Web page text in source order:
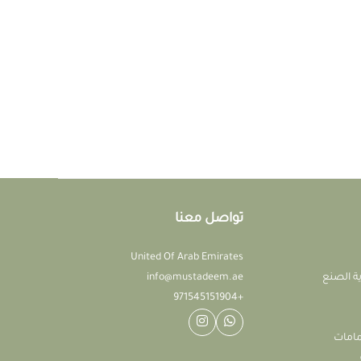
الصنع
تواصل معنا
United Of Arab Emirates
info@mustadeem.ae
+971545151904